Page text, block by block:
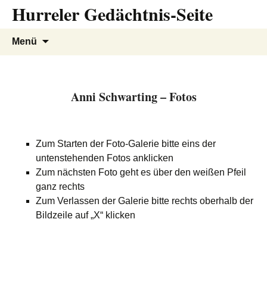
InhaltHurreler Gedächtnis-Seite
Menü
Anni Schwarting – Fotos
Zum Starten der Foto-Galerie bitte eins der
untenstehenden Fotos anklicken
Zum nächsten Foto geht es über den weißen Pfeil
ganz rechts
Zum Verlassen der Galerie bitte rechts oberhalb der
Bildzeile auf „X“ klicken